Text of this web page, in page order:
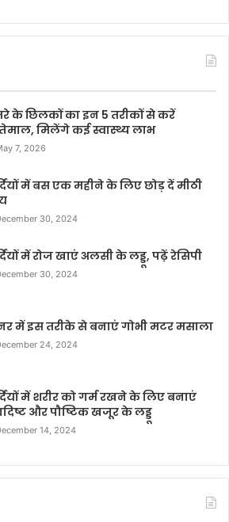
के छिलकों का इन 5 तरीकों से करें
मिलेंगे कई स्वास्थ्य लाभ
7, 2026
में बस एक महीने के लिए छोड़ दें मीठी
30, 2024
में रोज खाएं अलसी के लड्डू, पढ़ें रेसिपी
30, 2024
में इस तरीके से बनाएं गोभी मटर मसाला
24, 2024
में शरीर को गर्म रखने के लिए बनाएं
और पौष्टिक खजूर के लड्डू
14, 2024